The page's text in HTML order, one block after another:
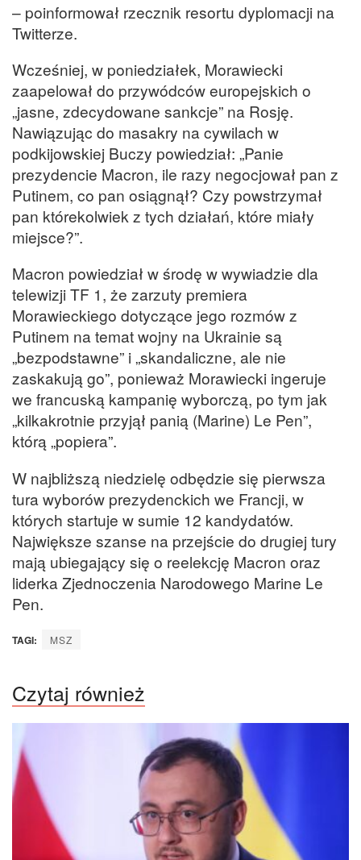
– poinformował rzecznik resortu dyplomacji na
Twitterze.
Wcześniej, w poniedziałek, Morawiecki
zaapelował do przywódców europejskich o
„jasne, zdecydowane sankcje” na Rosję.
Nawiązując do masakry na cywilach w
podkijowskiej Buczy powiedział: „Panie
prezydencie Macron, ile razy negocjował pan z
Putinem, co pan osiągnął? Czy powstrzymał
pan którekolwiek z tych działań, które miały
miejsce?”.
Macron powiedział w środę w wywiadzie dla
telewizji TF 1, że zarzuty premiera
Morawieckiego dotyczące jego rozmów z
Putinem na temat wojny na Ukrainie są
„bezpodstawne” i „skandaliczne, ale nie
zaskakują go”, ponieważ Morawiecki ingeruje
we francuską kampanię wyborczą, po tym jak
„kilkakrotnie przyjął panią (Marine) Le Pen”,
którą „popiera”.
W najbliższą niedzielę odbędzie się pierwsza
tura wyborów prezydenckich we Francji, w
których startuje w sumie 12 kandydatów.
Największe szanse na przejście do drugiej tury
mają ubiegający się o reelekcję Macron oraz
liderka Zjednoczenia Narodowego Marine Le
Pen.
TAGI: MSZ
Czytaj również